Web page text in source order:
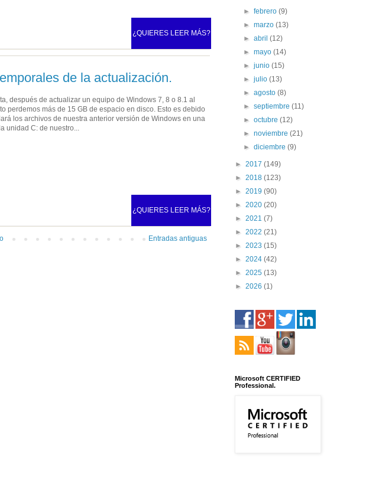
¿QUIERES LEER MÁS?
de la actualización.
después de actualizar un equipo de Windows 7, 8 o 8.1 al
perdemos más de 15 GB de espacio en disco. Esto es debido
los archivos de nuestra anterior versión de Windows en una
unidad C: de nuestro...
¿QUIERES LEER MÁS?
Entradas antiguas
►febrero(9)
►marzo(13)
►abril(12)
►mayo(14)
►junio(15)
►julio(13)
►agosto(8)
►septiembre(11)
►octubre(12)
►noviembre(21)
►diciembre(9)
► 2017 (149)
► 2018 (123)
► 2019 (90)
► 2020 (20)
► 2021 (7)
► 2022 (21)
► 2023 (15)
► 2024 (42)
► 2025 (13)
► 2026 (1)
Microsoft CERTIFIED
Professional.